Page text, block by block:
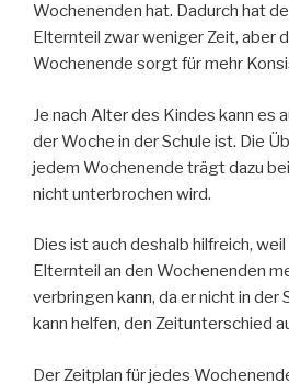
Wochenenden hat. Dadurch hat
Elternteil zwar weniger Zeit, aber
Wochenende sorgt für mehr
Je nach Alter des Kindes kann es
der Woche in der Schule ist. Die
jedem Wochenende trägt dazu
nicht unterbrochen wird.
Dies ist auch deshalb hilfreich,
Elternteil an den Wochenenden
verbringen kann, da er nicht in der
kann helfen, den Zeitunterschied
Der Zeitplan für jedes